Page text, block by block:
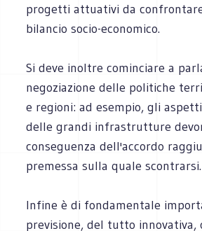
progetti attuativi da
bilancio socio-economico.
Si deve inoltre cominciare a
negoziazione delle politiche
e regioni: ad esempio, gli
delle grandi infrastrutture
conseguenza dell'accordo
premessa sulla quale scontrarsi.
Infine è di fondamentale
previsione, del tutto innovativa,